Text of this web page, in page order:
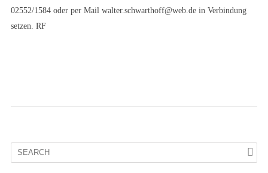
02552/1584 oder per Mail walter.schwarthoff@web.de in Verbindung
setzen. RF